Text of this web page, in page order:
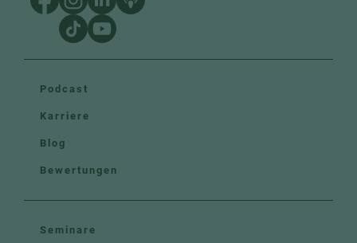
Podcast
Karriere
Blog
Bewertungen
Seminare